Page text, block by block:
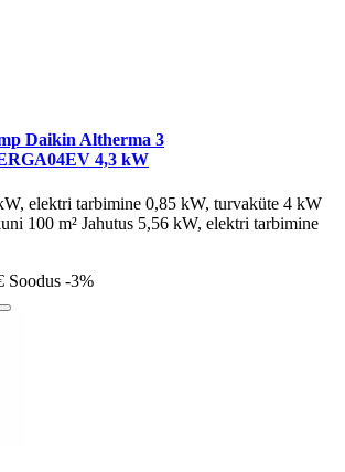
Daikin Altherma 3
4,3 kW
elektri tarbimine 0,85 kW, turvaküte 4 kW
100 m² Jahutus 5,56 kW, elektri tarbimine
Soodus -3%